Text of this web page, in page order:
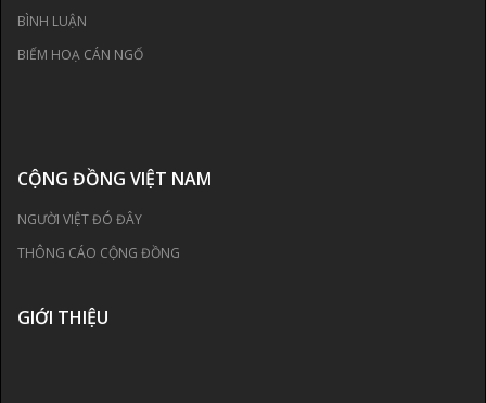
BÌNH LUẬN
BIẾM HOẠ CÁN NGỐ
CỘNG ĐỒNG VIỆT NAM
NGƯỜI VIỆT ĐÓ ĐÂY
THÔNG CÁO CỘNG ĐỒNG
GIỚI THIỆU